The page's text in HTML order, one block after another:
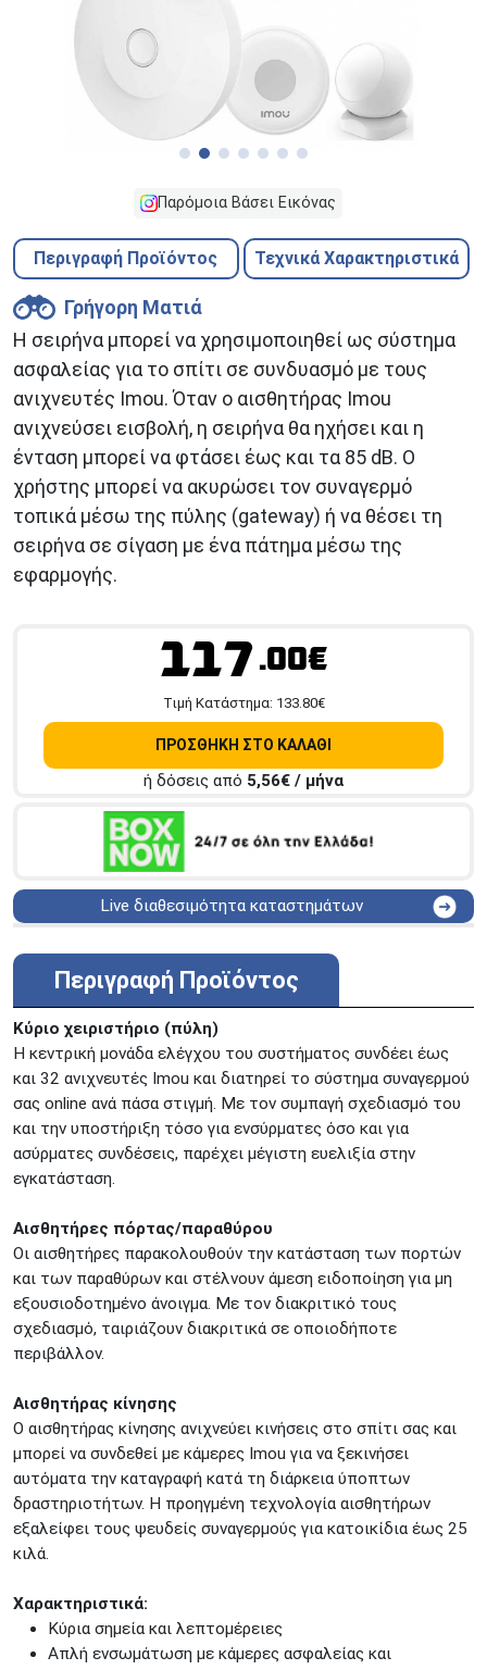
Παρόμοια Βάσει Εικόνας
Περιγραφή Προϊόντος Τεχνικά Χαρακτηριστικά
Γρήγορη Ματιά
Η σειρήνα μπορεί να χρησιμοποιηθεί ως σύστημα
ασφαλείας για το σπίτι σε συνδυασμό με τους
ανιχνευτές Imou. Όταν ο αισθητήρας Imou
ανιχνεύσει εισβολή, η σειρήνα θα ηχήσει και η
ένταση μπορεί να φτάσει έως και τα 85 dB. Ο
χρήστης μπορεί να ακυρώσει τον συναγερμό
τοπικά μέσω της πύλης (gateway) ή να θέσει τη
σειρήνα σε σίγαση με ένα πάτημα μέσω της
εφαρμογής.
117.00€
Tιμή Κατάστημα: 133.80€
ΠΡΟΣΘΗΚΗ ΣΤΟ ΚΑΛΑΘΙ
ή δόσεις από 5,56€ / μήνα
Live διαθεσιμότητα καταστημάτων
ΑΘΗΝΑ
Στουρνάρη 27
ΠΕΡΙΣΤΕΡΙ
ΠΕΙΡΑΙΑΣ
Κονδύλη
ΜΕΤΑΜΟΡΦΩΣΗ
Τατοϊόυ 117
ΓΛΥΦΑΔΑ
A. Παπανδρέου 4
ΚΟΛΩΝΟΣ
Πτολεμαίου Κλαύδιου 8
ΚΕΝΤΡΙΚΕΣ ΑΠΟΘΗΚΕΣ
Προσοχή!
Η Διαθεσιμότητα μεταβάλλεται συνεχώς
Διαβάστε εδώ
Περιγραφή Προϊόντος
Κύριο χειριστήριο (πύλη)
Η κεντρική μονάδα ελέγχου του συστήματος συνδέει έως
και 32 ανιχνευτές Imou και διατηρεί το σύστημα συναγερμού
σας online ανά πάσα στιγμή. Με τον συμπαγή σχεδιασμό του
και την υποστήριξη τόσο για ενσύρματες όσο και για
ασύρματες συνδέσεις, παρέχει μέγιστη ευελιξία στην
εγκατάσταση.
Αισθητήρες πόρτας/παραθύρου
Οι αισθητήρες παρακολουθούν την κατάσταση των πορτών
και των παραθύρων και στέλνουν άμεση ειδοποίηση για μη
εξουσιοδοτημένο άνοιγμα. Με τον διακριτικό τους
σχεδιασμό, ταιριάζουν διακριτικά σε οποιοδήποτε
περιβάλλον.
Αισθητήρας κίνησης
Ο αισθητήρας κίνησης ανιχνεύει κινήσεις στο σπίτι σας και
μπορεί να συνδεθεί με κάμερες Imou για να ξεκινήσει
αυτόματα την καταγραφή κατά τη διάρκεια ύποπτων
δραστηριοτήτων. Η προηγμένη τεχνολογία αισθητήρων
εξαλείφει τους ψευδείς συναγερμούς για κατοικίδια έως 25
κιλά.
Xαρακτηριστικά:
Κύρια σημεία και λεπτομέρειες
Απλή ενσωμάτωση με κάμερες ασφαλείας και